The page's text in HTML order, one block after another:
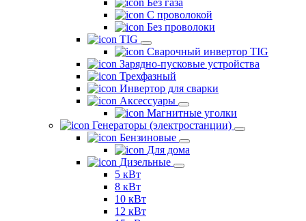
Без газа
С проволокой
Без проволоки
TIG
Сварочный инвертор TIG
Зарядно-пусковые устройства
Трехфазный
Инвертор для сварки
Аксессуары
Магнитные уголки
Генераторы (электростанции)
Бензиновые
Для дома
Дизельные
5 кВт
8 кВт
10 кВт
12 кВт